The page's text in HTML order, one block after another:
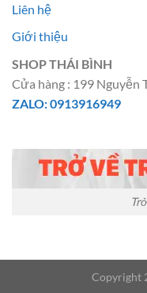
Liên hệ
Giới thiệu
SHOP THÁI BÌNH
Cửa hàng : 199 Nguyễn
ZALO: 0913916949
Copyright